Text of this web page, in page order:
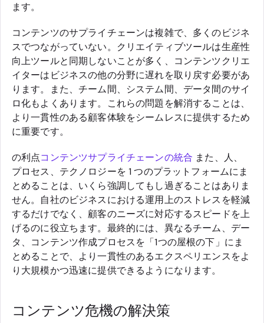
ます。
コンテンツのサプライチェーンは複雑で、多くのビジネ
スでつながっていない。クリエイティブツールは生産性
向上ツールと同期しないことが多く、コンテンツクリエ
イターはビジネスの他の分野に遅れを取り戻す必要があ
ります。また、チーム間、システム間、データ間のサイ
ロ化もよくあります。これらの問題を解消することは、
より一貫性のある顧客体験をシームレスに提供するため
に重要です。
の利点コンテンツサプライチェーンの統合 また、人、
プロセス、テクノロジーを 1 つのプラットフォームにま
とめることは、いくら強調してもし過ぎることはありま
せん。自社のビジネスにおける運用上のストレスを軽減
するだけでなく、顧客のニーズに対応するスピードを上
げるのに役立ちます。最終的には、異なるチーム、デー
タ、コンテンツ作成プロセスを「1つの屋根の下」にま
とめることで、より一貫性のあるエクスペリエンスをよ
り大規模かつ迅速に提供できるようになります。
コンテンツ危機の解決策